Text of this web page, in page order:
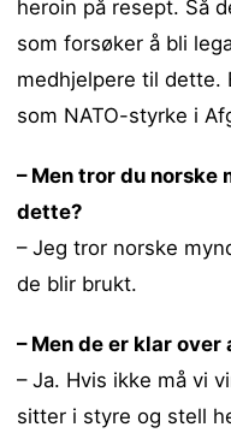
heroin på resept. Så
som forsøker å bli
medhjelpere til dette.
som NATO-styrke i
– Men tror du
dette?
– Jeg tror norske
de blir brukt.
– Men de er klar
– Ja. Hvis ikke må vi
sitter i styre og stell